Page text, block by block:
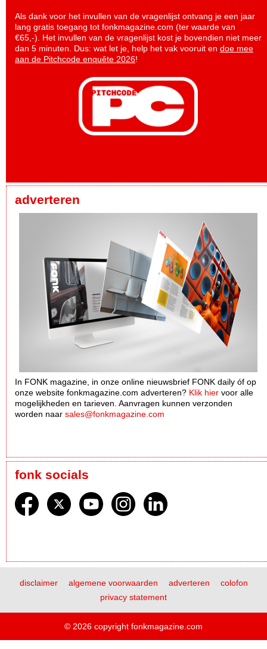
Als dank voor het invullen van de vragenlijst ontvang je een jaar
lang gratis toegang tot fonkmagazine.com (ter waarde van
€65,-). Het invullen van de vragenlijst kost je bovendien niet meer
dan 5 minuten. Dus: wat let je, help het vak vooruit en doe mee
aan de Pitchcode enquête 2026!
adverteren
In FONK magazine, in onze online nieuwsbrief FONK daily óf op
onze website fonkmagazine.com adverteren? Klik hier voor alle
mogelijkheden en tarieven. Aanvragen kunnen verzonden
worden naar sales@fonkmagazine.com
fonk socials
disclaimer algemene voorwaarden adverteren
colofon
privacy statement
© 2026 copyright fonkmagazine.com